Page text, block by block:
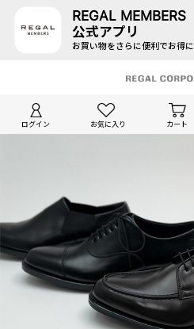
REGAL MEMBERS
公式アプリ
お買い物をさらに便利でお得に
ログイン お気に入り カート